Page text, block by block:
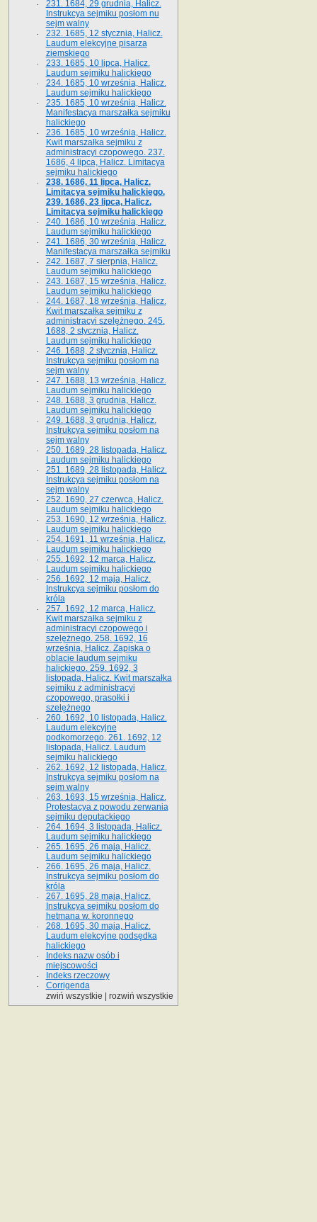
231. 1684, 29 grudnia, Halicz.
Instrukcya sejmiku posłom nu
sejm walny
232. 1685, 12 stycznia, Halicz.
Laudum elekcyjne pisarza
ziemskiego
233. 1685, 10 lipca, Halicz.
Laudum sejmiku halickiego
234. 1685, 10 września, Halicz.
Laudum sejmiku halickiego
235. 1685, 10 września, Halicz.
Manifestacya marszałka sejmiku
halickiego
236. 1685, 10 września, Halicz.
Kwit marszałka sejmiku z
administracyi czopowego. 237.
1686, 4 lipca, Halicz. Limitacya
sejmiku halickiego
238. 1686, 11 lipca, Halicz.
Limitacya sejmiku halickiego.
239. 1686, 23 lipca, Halicz.
Limitacya sejmiku halickiego
240. 1686, 10 września, Halicz.
Laudum sejmiku halickiego
241. 1686, 30 września, Halicz.
Manifestacya marszałka sejmiku
242. 1687, 7 sierpnia, Halicz.
Laudum sejmiku halickiego
243. 1687, 15 września, Halicz.
Laudum sejmiku halickiego
244. 1687, 18 września, Halicz.
Kwit marszałka sejmiku z
administracyi szelężnego. 245.
1688, 2 stycznia, Halicz.
Laudum sejmiku halickiego
246. 1688, 2 stycznia, Halicz.
Instrukcya sejmiku posłom na
sejm walny
247. 1688, 13 września, Halicz.
Laudum sejmiku halickiego
248. 1688, 3 grudnia, Halicz.
Laudum sejmiku halickiego
249. 1688, 3 grudnia, Halicz.
Instrukcya sejmiku posłom na
sejm walny
250. 1689, 28 listopada, Halicz.
Laudum sejmiku halickiego
251. 1689, 28 listopada, Halicz.
Instrukcya sejmiku posłom na
sejm walny
252. 1690, 27 czerwca, Halicz.
Laudum sejmiku halickiego
253. 1690, 12 września, Halicz.
Laudum sejmiku halickiego
254. 1691, 11 września, Halicz.
Laudum sejmiku halickiego
255. 1692, 12 marca, Halicz.
Laudum sejmiku halickiego
256. 1692, 12 maja, Halicz.
Instrukcya sejmiku posłom do
króla
257. 1692, 12 marca, Halicz.
Kwit marszałka sejmiku z
administracyi czopowego i
szelężnego. 258. 1692, 16
września, Halicz. Zapiska o
oblacie laudum sejmiku
halickiego. 259. 1692, 3
listopada, Halicz. Kwit marszałka
sejmiku z administracyi
czopowego, prasołki i
szelężnego
260. 1692, 10 listopada, Halicz.
Laudum elekcyjne
podkomorzego. 261. 1692, 12
listopada, Halicz. Laudum
sejmiku halickiego
262. 1692, 12 listopada, Halicz.
Instrukcya sejmiku posłom na
sejm walny
263. 1693, 15 września, Halicz.
Protestacya z powodu zerwania
sejmiku deputackiego
264. 1694, 3 listopada, Halicz.
Laudum sejmiku halickiego
265. 1695, 26 maja, Halicz.
Laudum sejmiku halickiego
266. 1695, 26 maja, Halicz.
Instrukcya sejmiku posłom do
króla
267. 1695, 28 maja, Halicz.
Instrukcya sejmiku posłom do
hetmana w. koronnego
268. 1695, 30 maja, Halicz.
Laudum elekcyjne podsędka
halickiego
Indeks nazw osób i
miejscowości
Indeks rzeczowy
Corrigenda
zwiń wszystkie
rozwiń wszystkie